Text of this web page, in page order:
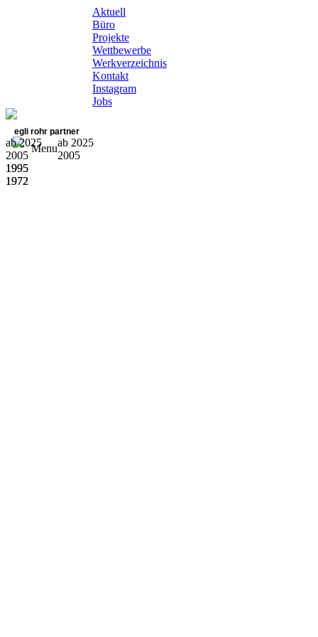
Aktuell
Büro
Projekte
Wettbewerbe
Werkverzeichnis
Kontakt
Instagram
Jobs
egli rohr partner
Menu
ab 2025
2005
1995
1972
ab 2025
2005
1995
1972